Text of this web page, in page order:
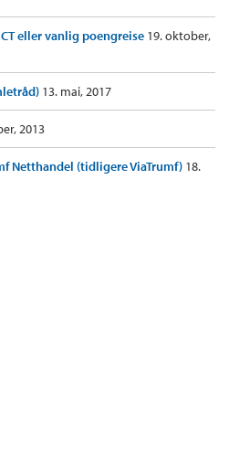
eller vanlig poengreise 19. oktober,
13. mai, 2017
2013
Netthandel (tidligere ViaTrumf) 18.